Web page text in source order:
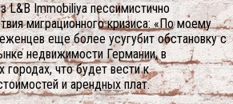
L&B Immobiliya пессимистично
миграционного кризиса: «По моему
еще более усугубит обстановку с
недвижимости Германии, в
городах, что будет вести к
и арендных плат.